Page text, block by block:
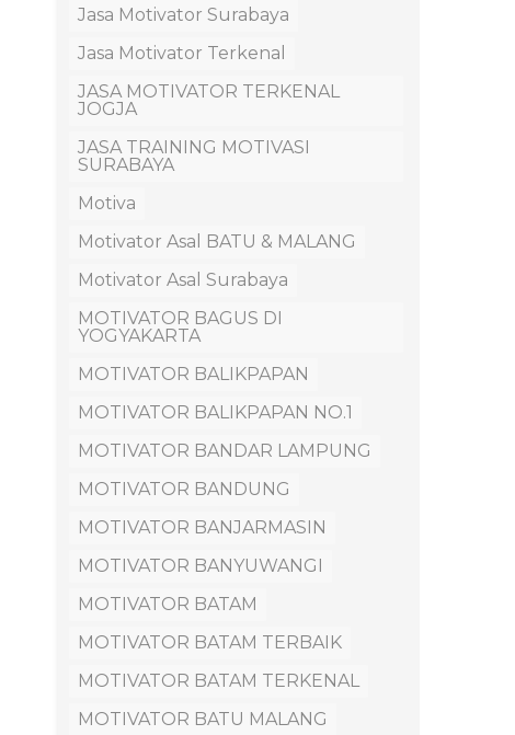
Jasa Motivator Surabaya
Jasa Motivator Terkenal
JASA MOTIVATOR TERKENAL
JOGJA
JASA TRAINING MOTIVASI
SURABAYA
Motiva
Motivator Asal BATU & MALANG
Motivator Asal Surabaya
MOTIVATOR BAGUS DI
YOGYAKARTA
MOTIVATOR BALIKPAPAN
MOTIVATOR BALIKPAPAN NO.1
MOTIVATOR BANDAR LAMPUNG
MOTIVATOR BANDUNG
MOTIVATOR BANJARMASIN
MOTIVATOR BANYUWANGI
MOTIVATOR BATAM
MOTIVATOR BATAM TERBAIK
MOTIVATOR BATAM TERKENAL
MOTIVATOR BATU MALANG